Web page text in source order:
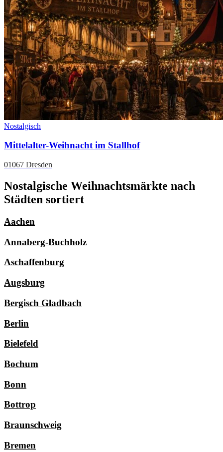
Nostalgisch
Mittelalter-Weihnacht im Stallhof
01067 Dresden
Nostalgische Weihnachtsmärkte nach
Städten sortiert
Aachen
Annaberg-Buchholz
Aschaffenburg
Augsburg
Bergisch Gladbach
Berlin
Bielefeld
Bochum
Bonn
Bottrop
Braunschweig
Bremen